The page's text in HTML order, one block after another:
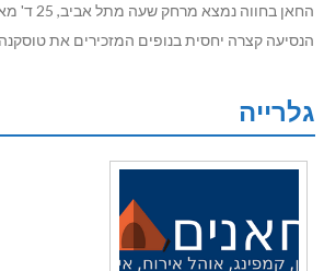
החאן בחווה נמצא מרחק שעה מתל אביב, 25 ד' מאשקלון, 25 מבאר שבע, 20 ד' נתיבות ואופקים.
הנסיעה קצרה יחסית בנופים המזכירים את
גלרייה